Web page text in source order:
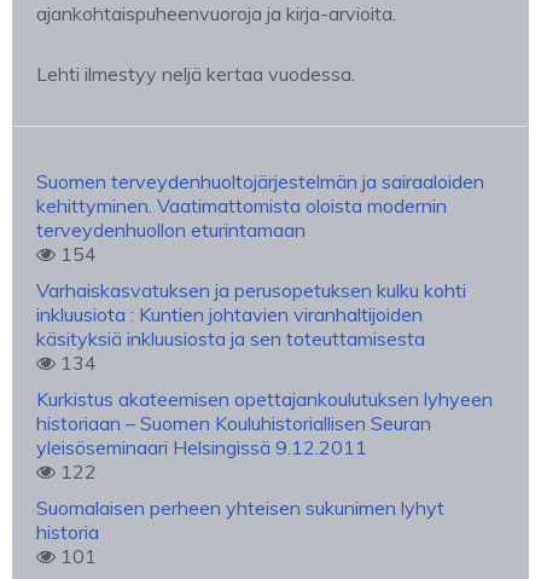
ajankohtaispuheenvuoroja ja kirja-arvioita.
Lehti ilmestyy neljä kertaa vuodessa.
Suomen terveydenhuoltojärjestelmän ja sairaaloiden
kehittyminen. Vaatimattomista oloista modernin
terveydenhuollon eturintamaan
154
Varhaiskasvatuksen ja perusopetuksen kulku kohti
inkluusiota : Kuntien johtavien viranhaltijoiden
käsityksiä inkluusiosta ja sen toteuttamisesta
134
Kurkistus akateemisen opettajankoulutuksen lyhyeen
historiaan – Suomen Kouluhistoriallisen Seuran
yleisöseminaari Helsingissä 9.12.2011
122
Suomalaisen perheen yhteisen sukunimen lyhyt
historia
101